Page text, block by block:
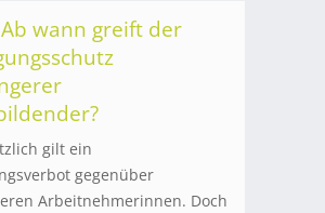
wann greift der
gilt ein
gegenüber
Arbeitnehmerinnen. Doch